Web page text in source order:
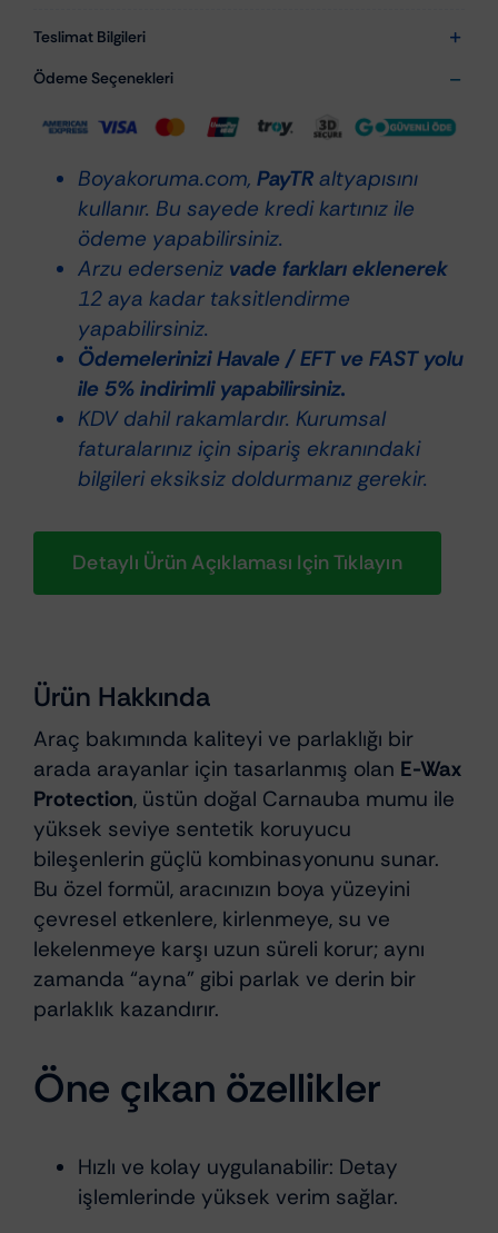
E-
Wax
Protection
1Lt
Boya
Koruma
adet
Teslimat Bilgileri
Ödeme Seçenekleri
Boyakoruma.com, PayTRaltyapısını
kullanır. Bu sayede kredi kartınız ile
ödeme yapabilirsiniz.
Arzu ederseniz vade farkları eklenerek
12 aya kadar taksitlendirme
yapabilirsiniz.
Ödemelerinizi Havale / EFT ve FAST yolu
ile 5% indirimli yapabilirsiniz.
KDV dahil rakamlardır. Kurumsal
faturalarınız için sipariş ekranındaki
bilgileri eksiksiz doldurmanız gerekir.
Detaylı Ürün Açıklaması Için Tıklayın
Ürün Hakkında
Araç bakımında kaliteyi ve parlaklığı bir
arada arayanlar için tasarlanmış olan E-Wax
Protection, üstün doğal Carnauba mumu ile
yüksek seviye sentetik koruyucu
bileşenlerin güçlü kombinasyonunu sunar.
Bu özel formül, aracınızın boya yüzeyini
çevresel etkenlere, kirlenmeye, su ve
lekelenmeye karşı uzun süreli korur; aynı
zamanda “ayna” gibi parlak ve derin bir
parlaklık kazandırır.
Öne çıkan özellikler
Hızlı ve kolay uygulanabilir: Detay
işlemlerinde yüksek verim sağlar.